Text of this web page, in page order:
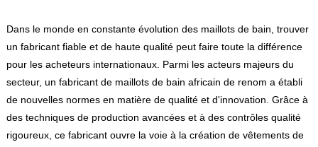
Dans le monde en constante évolution des maillots de bain, trouver
un fabricant fiable et de haute qualité peut faire toute la différence
pour les acheteurs internationaux. Parmi les acteurs majeurs du
secteur, un fabricant de maillots de bain africain de renom a établi
de nouvelles normes en matière de qualité et d'innovation. Grâce à
des techniques de production avancées et à des contrôles qualité
rigoureux, ce fabricant ouvre la voie à la création de vêtements de